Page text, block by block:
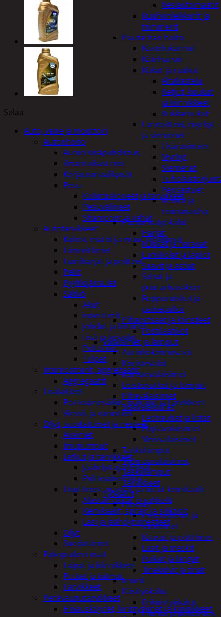
Vesiautomaatit
Ruohonleikkurit ja
trimmerit
Puutarhan hoito
Kastelukannut
Kateharsot
Kukat ja ruukut
Altakastelu
Ketjut, koukut
ja kiinnikkeet
Kukkaruukut
Lannoitteet, myrkyt
ja siemenet
Lisäravinteet
Myrkyt
Siemenet
Pensastuet
Verkot ja
reunanauha
Puutarhatyökalut
Harjat
Kuokat ja haravat
Lumikolat ja lapiot
Saavit ja astiat
Sahat ja
puutarhasakset
Reppuruiskut ja
painepullot
Pihapatsaat ja koristeet
Postilaatikot
Valaisimet ja lamput
Aurinkokennovalot
Koristevalot
Koristevalaisimet
Loisteputket ja lamput
Pihavalaisimet
Sisävalaisimet
Lednauhat ja listat
Pöytävalaisimet
Yleisvalaisimet
Taskulamput
Työmaavalaisimet
Taskulamput
Tarvikkeet
Työkalut
Hitsaus
Hitsauskolvit ja
suuttimet
Kaasut ja polttimet
Lasit ja maskit
Puikot ja langat
Tinakolvit ja tinat
Imurit
Käsityökalut
Erikoistyökalut
Hionta ja puhdistus
Selaa
Auto, vene ja moottori
Autonhoito
Auton sisäpuhdistus
ilmanraikastimet
Korjausmaalikynät
Pesu
Kiillotuskoneet ja tarvikkeet
Pesuvälineet
Shampoot ja vahat
Autotarvikkeet
Kalvot, matot ja muut tarvikkeet
Lämmittimet
Lumiharjat ja peitteet
Peilit
Pyyhkijänsulat
Sähkö
Akut
invertterit
Johdot ja liittimet
Lisä ja työvalot
Polttimot
Tulpat
Irtomoottorit, aggregaatit
Aggregaatit
Lisälaitteet
Polttoainesäiliöt, pumput ja tarvikkeet
Vinssit ja varusteet
Öljyt, suodattimet ja nesteet
Avaimet
Imupumput
Letkut ja tarvikkeet
Jäähdyttäjänletkut
Polttoaineletkut
Liuottimet, massat, ja muut kemikaalit
Alustamassat ja pakkelit
Kemikaalit, sprayt ja silikonit
Lasi ja jäähdytinnesteet
Öljyt
Suodattimet
Pakoputken osat
Laipat ja kiinnikkeet
Putket ja kulmat
Tarvikkeet
Perävaunutarvikkeet
Hinausköydet, kiristysliinat ja kiinnikkeet